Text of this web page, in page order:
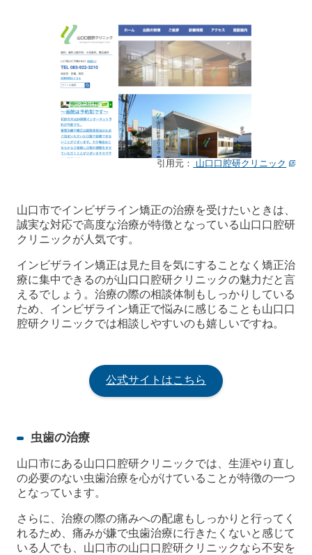
引用元： 山口口腔研クリニック
山口市でインビザライン矯正の治療を受けたいときは、
誠実な対応で高度な治療が特徴となっている山口口腔研
クリニックが人気です。
インビザライン矯正は見た目を気にすることなく矯正治
療に集中できるのが山口口腔研クリニックの魅力だと言
えるでしょう。治療の際の相談体制もしっかりしている
ため、インビザライン矯正で悩みに感じることも山口口
腔研クリニックでは相談しやすいのも嬉しいですね。
公式サイトはこちら
虫歯の治療
山口市にある山口口腔研クリニックでは、生涯やり直し
の必要のない虫歯治療を心がけていることが特徴の一つ
となっています。
さらに、治療の際の痛みへの配慮もしっかりと行ってく
れるため、痛みが嫌で虫歯治療に行きたくないと感じて
いる人でも、山口市の山口口腔研クリニックなら不安を